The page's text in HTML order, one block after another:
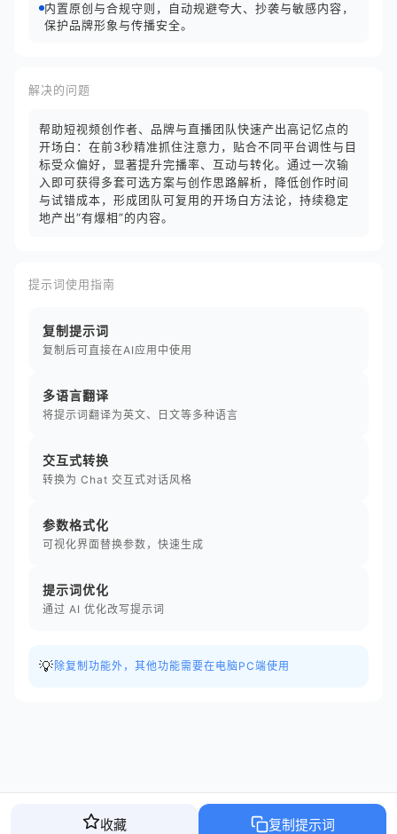
内置原创与合规守则，自动规避夸大、抄袭与敏感内容，
保护品牌形象与传播安全。
解决的问题
帮助短视频创作者、品牌与直播团队快速产出高记忆点的
开场白：在前3秒精准抓住注意力，贴合不同平台调性与目
标受众偏好，显著提升完播率、互动与转化。通过一次输
入即可获得多套可选方案与创作思路解析，降低创作时间
与试错成本，形成团队可复用的开场白方法论，持续稳定
地产出“有爆相”的内容。
提示词使用指南
复制提示词
复制后可直接在AI应用中使用
多语言翻译
将提示词翻译为英文、日文等多种语言
交互式转换
转换为 Chat 交互式对话风格
参数格式化
可视化界面替换参数，快速生成
提示词优化
通过 AI 优化改写提示词
💡 除复制功能外，其他功能需要在电脑PC端使用
收藏 复制提示词